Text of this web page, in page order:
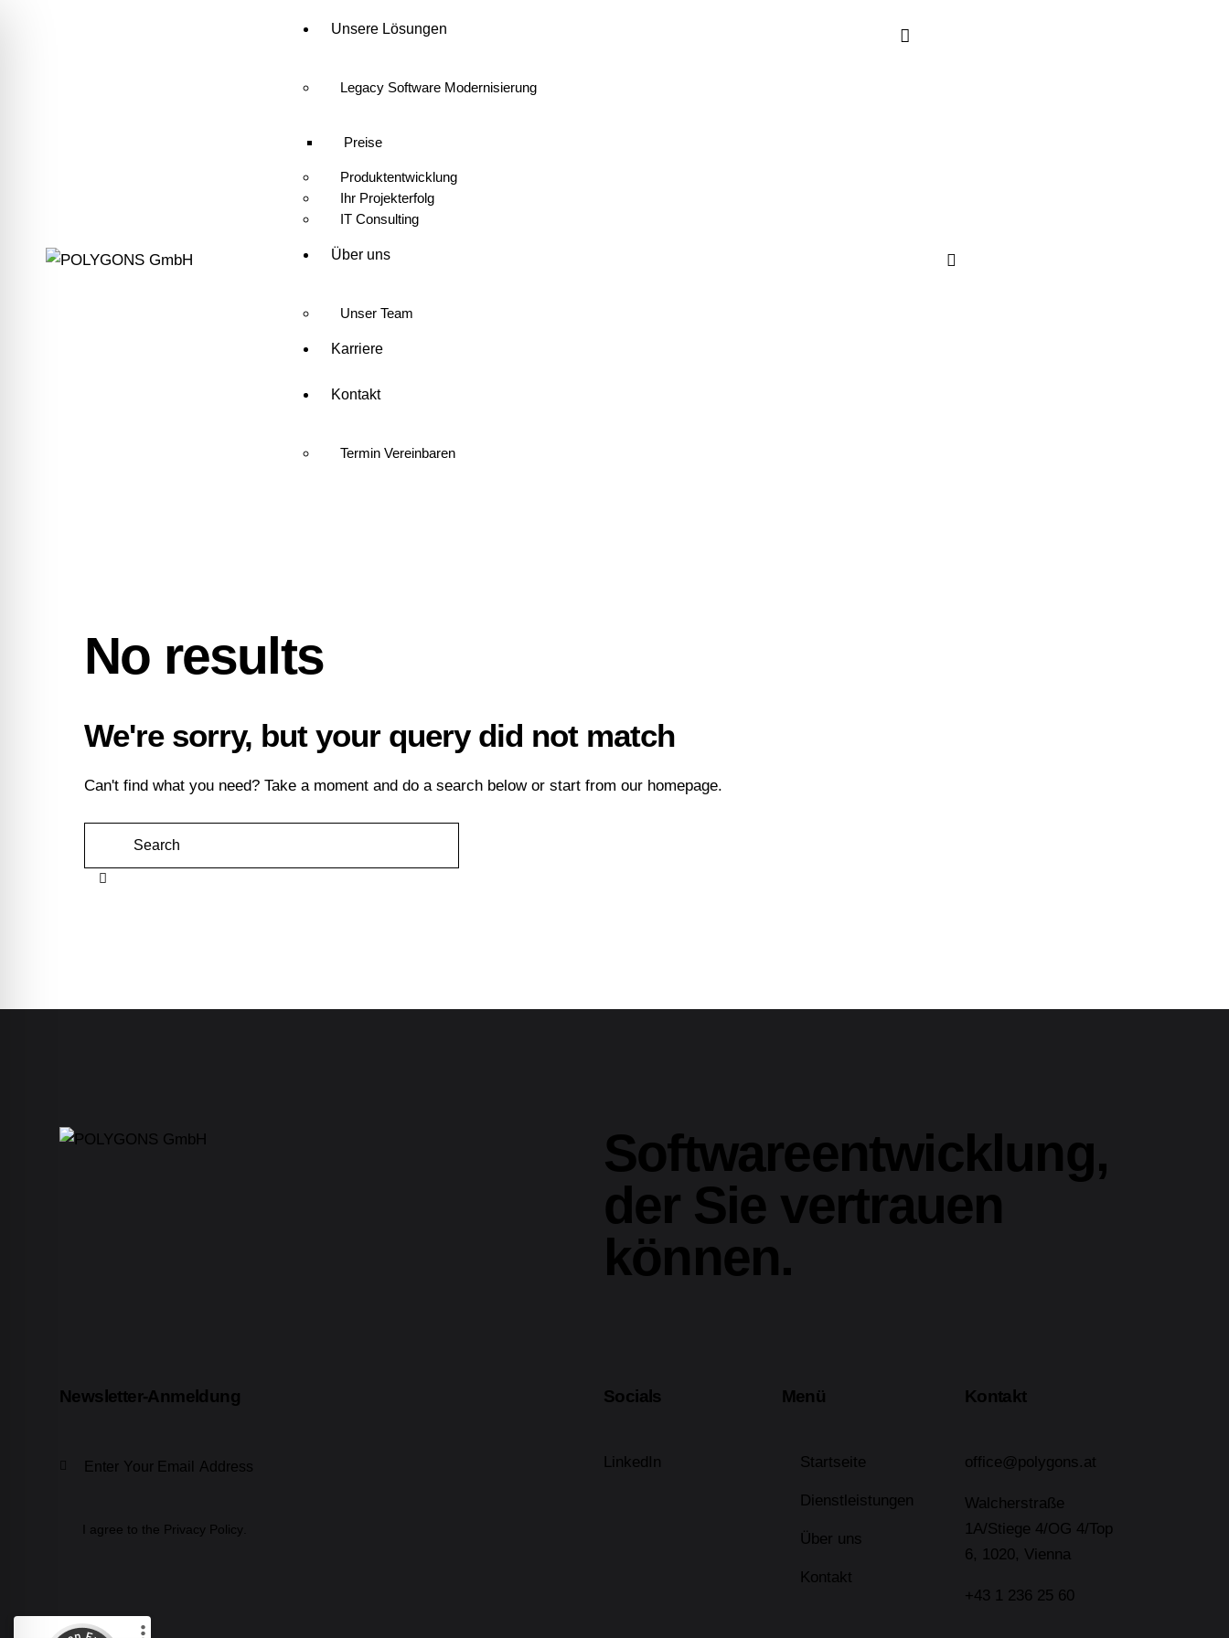
Unsere Lösungen
Legacy Software Modernisierung
Preise
Produktentwicklung
Ihr Projekterfolg
IT Consulting
Über uns
Unser Team
Karriere
Kontakt
Termin Vereinbaren
No results
We're sorry, but your query did not match
Can't find what you need? Take a moment and do a search below or start from our homepage.
Softwareentwicklung,
der Sie vertrauen
können.
Newsletter-Anmeldung
I agree to the Privacy Policy
Socials
LinkedIn
Menü
Startseite
Dienstleistungen
Über uns
Kontakt
Kontakt
office@polygons.at
Walcherstraße
1A/Stiege 4/OG 4/Top
6, 1020, Vienna
+43 1 236 25 60